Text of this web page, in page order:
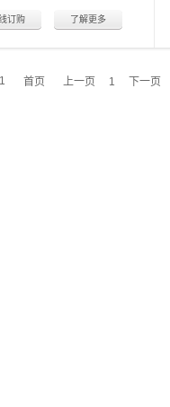
ø5毫米，按照Tayio 标
测试其他指数，例如：
了解更多
订购
首页 上一页 1 下一页